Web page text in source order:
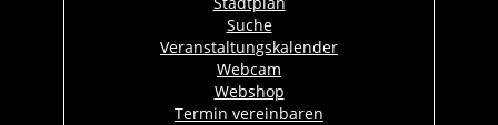
Suche
Veranstaltungskalender
Webcam
Webshop
Termin vereinbaren